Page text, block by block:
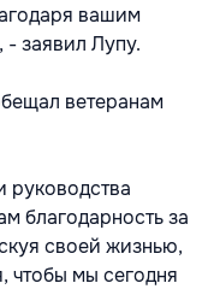
вашим
- заявил Лупу.
ветеранам
руководства
благодарность за
своей жизнью,
чтобы мы сегодня